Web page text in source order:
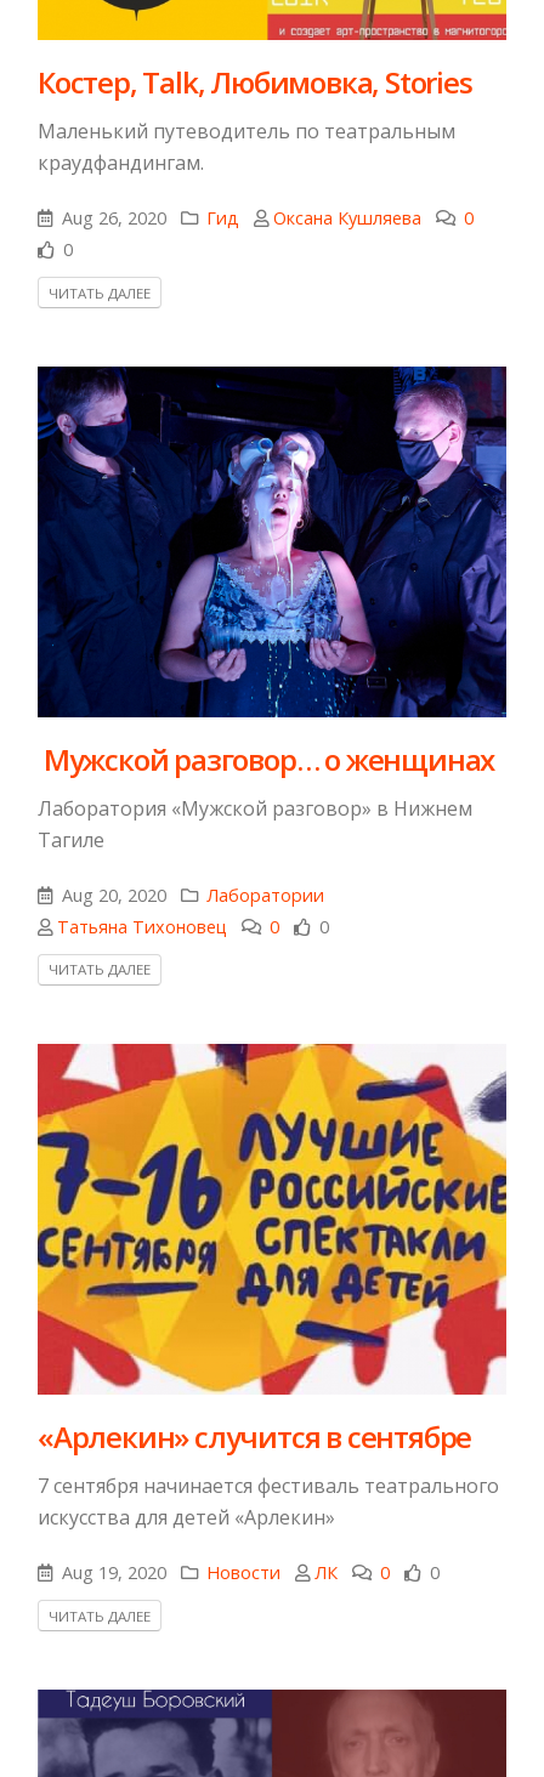
Костер, Talk, Любимовка, Stories
Маленький путеводитель по театральным
краудфандингам.
Aug 26, 2020 Гид Оксана Кушляева
0
0
ЧИТАТЬ ДАЛЕЕ
​ Мужской разговор… о женщинах
Лаборатория «Мужской разговор» в Нижнем
Тагиле
Aug 20, 2020
Лаборатории
Татьяна Тихоновец
0 0
ЧИТАТЬ ДАЛЕЕ
«Арлекин» случится в сентябре
7 сентября начинается фестиваль театрального
искусства для детей «Арлекин»
Aug 19, 2020 Новости ЛК 0 0
ЧИТАТЬ ДАЛЕЕ